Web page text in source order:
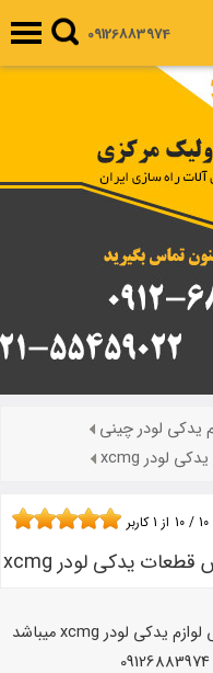
09126883974
یدکی لودر چینی
10 / 10 از 1کاربر
مجموعه ایران هیدرولیک مرکزی مرکز پخش لوازم یدکی لودر xcmg میباشد